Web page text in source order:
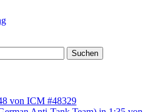
Suchen
von ICM #48329